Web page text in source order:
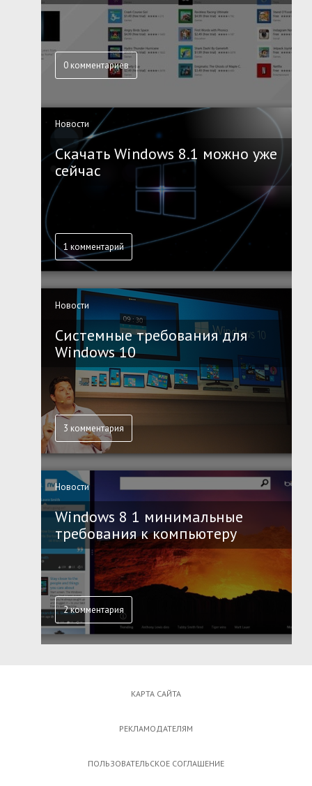
0 комментариев
Новости
Скачать Windows 8.1 можно уже
сейчас
1 комментарий
Новости
Системные требования для
Windows 10
3 комментария
Новости
Windows 8 1 минимальные
требования к компьютеру
2 комментария
КАРТА САЙТА
РЕКЛАМОДАТЕЛЯМ
ПОЛЬЗОВАТЕЛЬСКОЕ СОГЛАШЕНИЕ